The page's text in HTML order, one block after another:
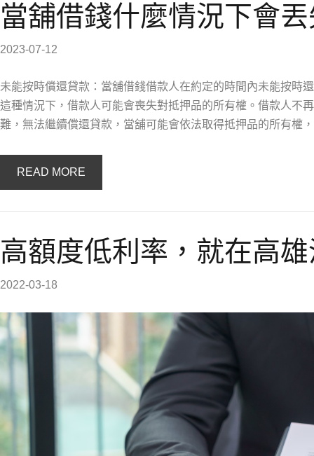
當舖借錢什麼情況下會
2023-07-12
未能按時償還貸款：當舖借錢借款人在約定的時間內未能按時
這種情況下，借款人可能會喪失對抵押品的所有權。借款人不
難，無法繼續償還貸款，當舖可能會依法取得抵押品的所有權
READ MORE
高額度低利率，就在高
2022-03-18